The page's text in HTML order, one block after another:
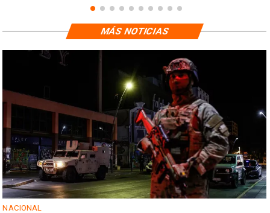
NACIONAL
MÁS NOTICIAS